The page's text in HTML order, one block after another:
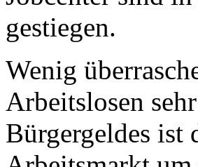
gestiegen.
Wenig
Arbeitslosen
Bürgergeldes